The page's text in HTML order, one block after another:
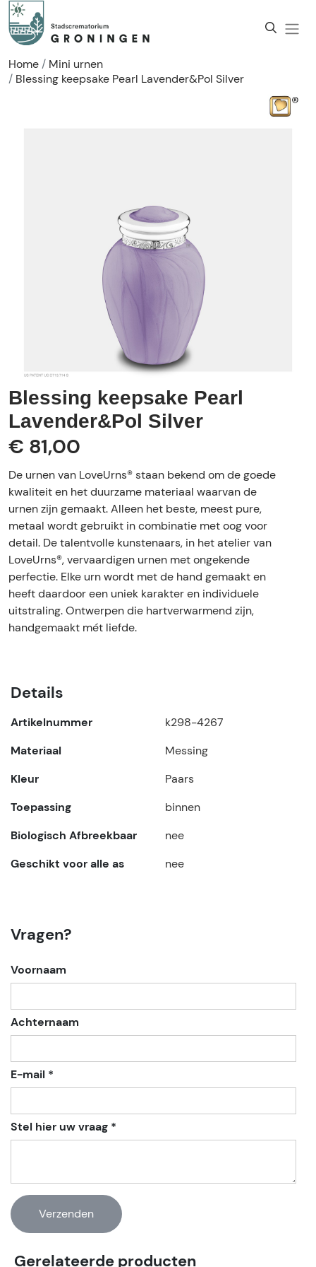
Home
Mini urnen
Blessing keepsake Pearl Lavender&Pol Silver
Blessing keepsake Pearl
Lavender&Pol Silver
€ 81,00
De urnen van LoveUrns® staan bekend om de goede
kwaliteit en het duurzame materiaal waarvan de
urnen zijn gemaakt. Alleen het beste, meest pure,
metaal wordt gebruikt in combinatie met oog voor
detail. De talentvolle kunstenaars, in het atelier van
LoveUrns®, vervaardigen urnen met ongekende
perfectie. Elke urn wordt met de hand gemaakt en
heeft daardoor een uniek karakter en individuele
uitstraling. Ontwerpen die hartverwarmend zijn,
handgemaakt mét liefde.
Details
Artikelnummer
k298-4267
Materiaal
Messing
Kleur
Paars
Toepassing
binnen
Biologisch Afbreekbaar
nee
Geschikt voor alle as
nee
Vragen?
Voornaam
Achternaam
E-mail *
Stel hier uw vraag *
Gerelateerde producten